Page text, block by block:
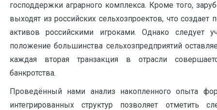
господдержки аграрного комплекса. Кроме того,
выходят из российских сельхозпроектов, что
активов российскими игроками. Однако следует
положение большинства сельхозпредприятий
каждая вторая транзакция в отрасли
банкротства.
Проведённый нами анализ накопленного опыта
интегрированных структур позволяет отметить